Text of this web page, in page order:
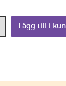
Lägg till i